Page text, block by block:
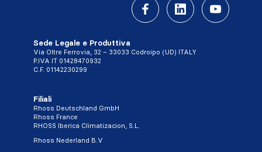
Sede Legale e Produttiva
Via Oltre Ferrovia, 32 – 33033 Codroipo (UD) ITALY
P.IVA IT 01428470932
C.F. 01142230299
Filiali
Rhoss Deutschland GmbH
Rhoss France
RHOSS Iberica Climatizacion, S.L.
Rhoss Nederland B.V